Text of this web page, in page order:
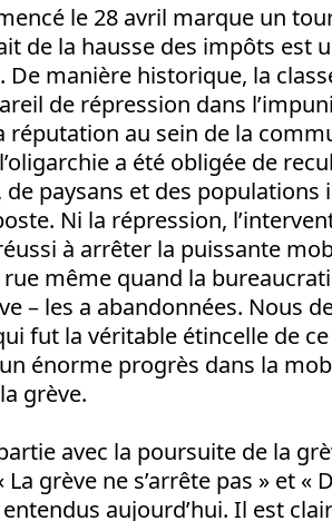
le 28 avril marque un
de la hausse des impôts est
manière historique, la
de répression dans
réputation au sein de la
a été obligée de
paysans et des populations
Ni la répression,
à arrêter la puissante
même quand la
– les a abandonnées. Nous
fut la véritable étincelle de
énorme progrès dans la
grève.
avec la poursuite de la
grève ne s’arrête pas » et «
aujourd’hui. Il est